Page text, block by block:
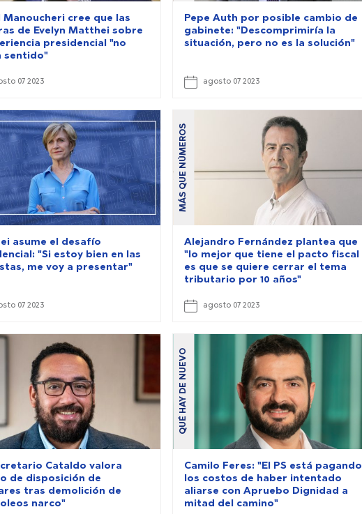
Manoucheri cree que las
de Evelyn Matthei sobre
presidencial "no
sentido"
07 2023
Pepe Auth por posible cambio de
gabinete: "Descomprimiría la
situación, pero no es la solución"
agosto 07 2023
asume el desafío
"Si estoy bien en las
me voy a presentar"
07 2023
MÁS QUE NÚMEROS
Alejandro Fernández plantea que
"lo mejor que tiene el pacto fiscal
es que se quiere cerrar el tema
tributario por 10 años"
agosto 07 2023
Cataldo valora
de disposición de
tras demolición de
narco"
QUÉ HAY DE NUEVO
Camilo Feres: "El PS está pagando
los costos de haber intentado
aliarse con Apruebo Dignidad a
mitad del camino"